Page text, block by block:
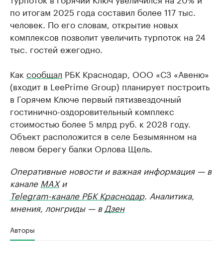
по итогам 2025 года составил более 117 тыс.
человек. По его словам, открытие новых
комплексов позволит увеличить турпоток на 24
тыс. гостей ежегодно.
Как сообщал РБК Краснодар, ООО «СЗ «Авеню»
(входит в LeePrime Group) планирует построить
в Горячем Ключе первый пятизвездочный
гостинично-оздоровительный комплекс
стоимостью более 5 млрд руб. к 2028 году.
Объект расположится в селе Безымянном на
левом берегу балки Орлова Щель.
Оперативные новости и важная информация — в
канале MAXи
Telegram-канале РБК Краснодар. Аналитика,
мнения, лонгриды — в Дзен
Авторы